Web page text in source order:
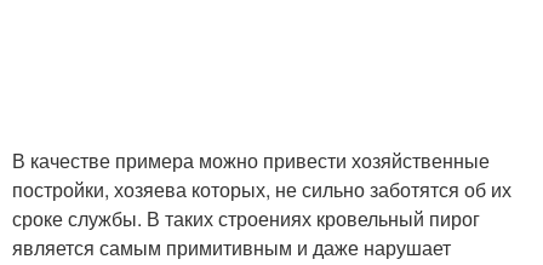
В качестве примера можно привести хозяйственные
постройки, хозяева которых, не сильно заботятся об их
сроке службы. В таких строениях кровельный пирог
является самым примитивным и даже нарушает